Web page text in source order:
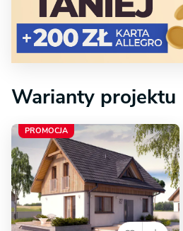
Warianty projektu
PROMOCJA